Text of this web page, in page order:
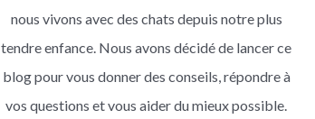
nous vivons avec des chats depuis notre plus
tendre enfance. Nous avons décidé de lancer ce
blog pour vous donner des conseils, répondre à
vos questions et vous aider du mieux possible.